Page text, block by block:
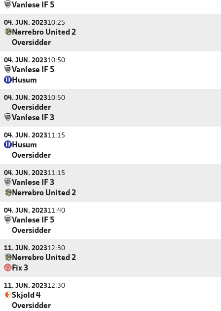
Vanløse IF 5
04. JUN. 202310:25
Nørrebro United 2
Oversidder
04. JUN. 202310:50
Vanløse IF 5
Husum
04. JUN. 202310:50
Oversidder
Vanløse IF 3
04. JUN. 202311:15
Husum
Oversidder
04. JUN. 202311:15
Vanløse IF 3
Nørrebro United 2
04. JUN. 202311:40
Vanløse IF 5
Oversidder
11. JUN. 202312:30
Nørrebro United 2
Fix 3
11. JUN. 202312:30
Skjold 4
Oversidder